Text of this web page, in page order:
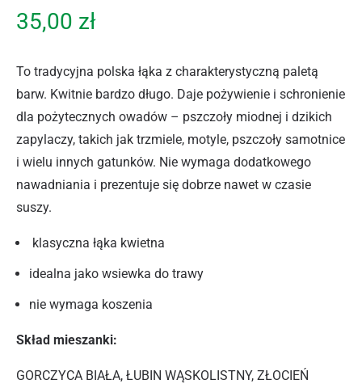
35,00 zł
To tradycyjna polska łąka z charakterystyczną paletą
barw. Kwitnie bardzo długo. Daje pożywienie i schronienie
dla pożytecznych owadów – pszczoły miodnej i dzikich
zapylaczy, takich jak trzmiele, motyle, pszczoły samotnice
i wielu innych gatunków. Nie wymaga dodatkowego
nawadniania i prezentuje się dobrze nawet w czasie
suszy.
klasyczna łąka kwietna
idealna jako wsiewka do trawy
nie wymaga koszenia
Skład mieszanki:
GORCZYCA BIAŁA, ŁUBIN WĄSKOLISTNY, ZŁOCIEŃ